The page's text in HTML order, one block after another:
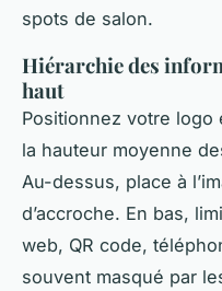
spots de salon.
Hiérarchie des
haut
Positionnez votre logo
la hauteur moyenne
Au-dessus, place à
d’accroche. En bas,
web, QR code,
souvent masqué par